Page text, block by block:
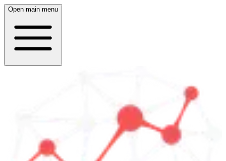
Open main menu